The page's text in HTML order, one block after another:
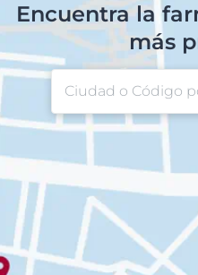
Encuentra la
más